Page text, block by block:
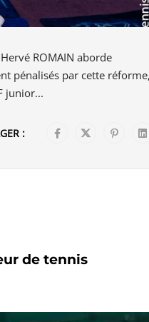
ROMAIN aborde
pénalisés par cette
junior...
:
de tennis